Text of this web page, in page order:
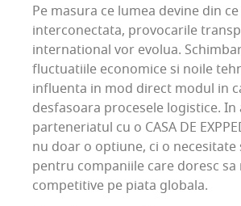
Pe masura ce lumea devine din
interconectata, provocarile
international vor evolua.
fluctuatiile economice si noile
influenta in mod direct modul in
desfasoara procesele logistice. In
parteneriatul cu o CASA DE
nu doar o optiune, ci o necesitate
pentru companiile care doresc sa
competitive pe piata globala.